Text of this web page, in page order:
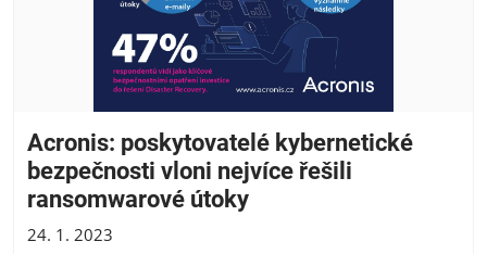
Acronis: poskytovatelé kybernetické
bezpečnosti vloni nejvíce řešili
ransomwarové útoky
24. 1. 2023